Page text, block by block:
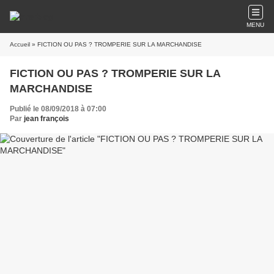
MENU
Accueil » FICTION OU PAS ? TROMPERIE SUR LA MARCHANDISE
FICTION OU PAS ? TROMPERIE SUR LA
MARCHANDISE
Publié le 08/09/2018 à 07:00
Par jean françois